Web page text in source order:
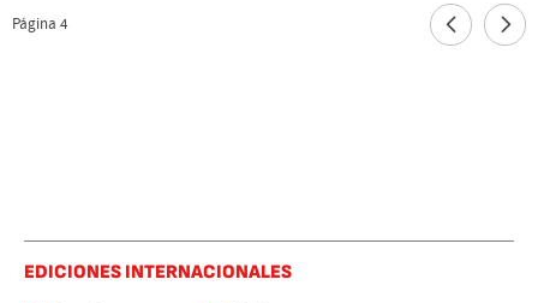
Página 4
EDICIONES INTERNACIONALES